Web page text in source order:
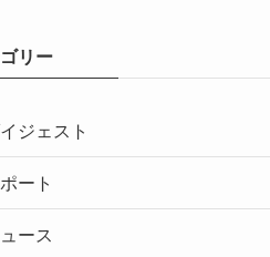
リー
ジェスト
ート
ース